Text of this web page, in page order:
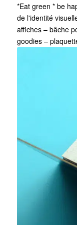
*Eat green * be
de l'identité
affiches – bâche
goodies –